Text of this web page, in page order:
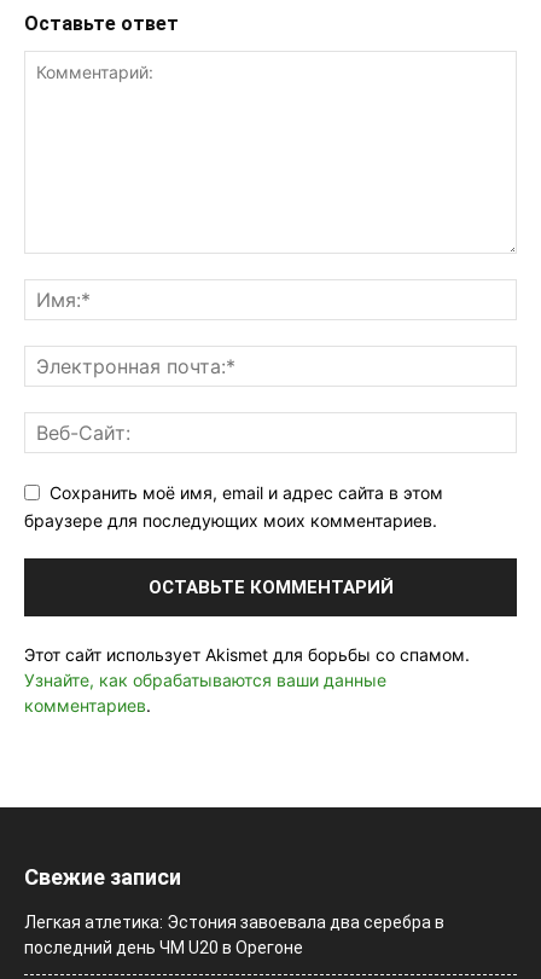
Оставьте ответ
Сохранить моё имя, email и адрес сайта в этом
браузере для последующих моих комментариев.
Этот сайт использует Akismet для борьбы со спамом.
Узнайте, как обрабатываются ваши данные
комментариев.
Свежие записи
Легкая атлетика: Эстония завоевала два серебра в
последний день ЧМ U20 в Орегоне